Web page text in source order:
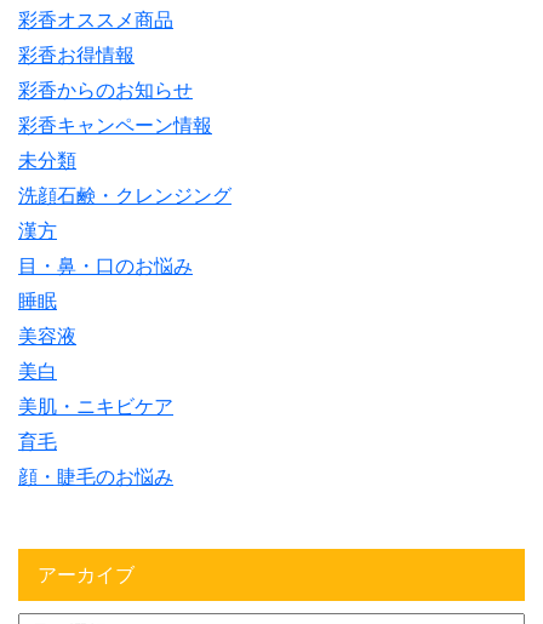
彩香オススメ商品
彩香お得情報
彩香からのお知らせ
彩香キャンペーン情報
未分類
洗顔石鹸・クレンジング
漢方
目・鼻・口のお悩み
睡眠
美容液
美白
美肌・ニキビケア
育毛
顔・睫毛のお悩み
アーカイブ